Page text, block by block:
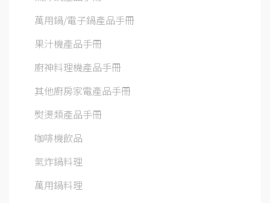
萬用鍋/電子鍋產品手冊
果汁機產品手冊
廚神料理機產品手冊
其他廚房家電產品手冊
熨燙類產品手冊
咖啡機飲品
氣炸鍋料理
萬用鍋料理